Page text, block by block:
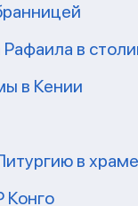
в
в Кении
в
Конго